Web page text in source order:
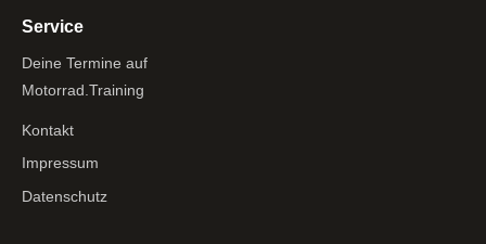
Service
Deine Termine auf
Motorrad.Training
Kontakt
Impressum
Datenschutz